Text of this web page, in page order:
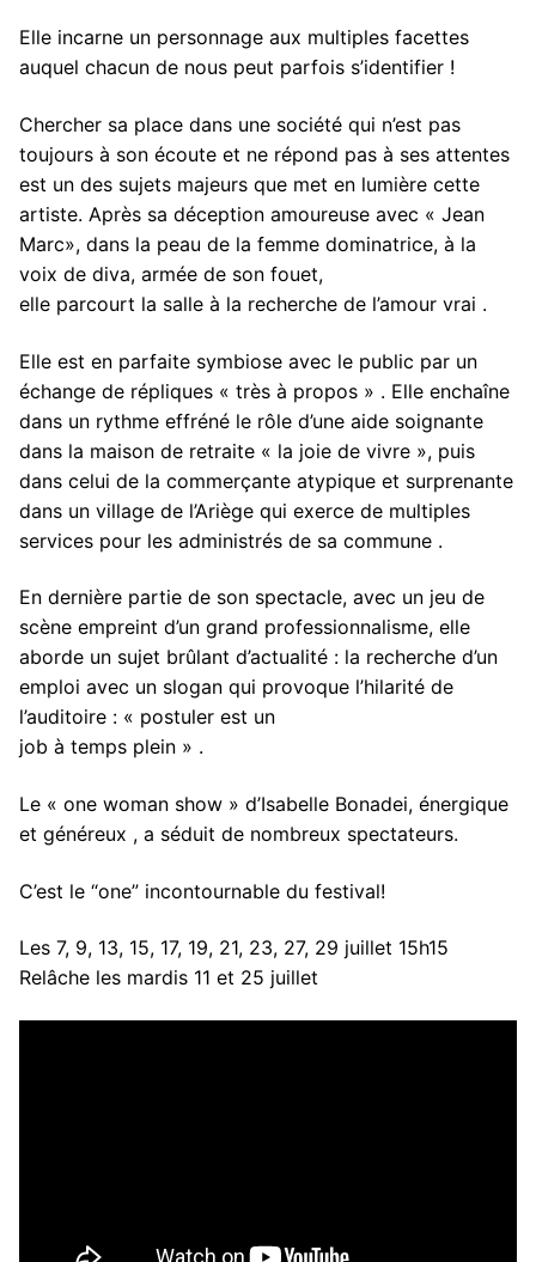
Elle incarne un personnage aux multiples facettes
auquel chacun de nous peut parfois s’identifier !
Chercher sa place dans une société qui n’est pas
toujours à son écoute et ne répond pas à ses attentes
est un des sujets majeurs que met en lumière cette
artiste. Après sa déception amoureuse avec « Jean
Marc», dans la peau de la femme dominatrice, à la
voix de diva, armée de son fouet,
elle parcourt la salle à la recherche de l’amour vrai .
Elle est en parfaite symbiose avec le public par un
échange de répliques « très à propos » . Elle enchaîne
dans un rythme effréné le rôle d’une aide soignante
dans la maison de retraite « la joie de vivre », puis
dans celui de la commerçante atypique et surprenante
dans un village de l’Ariège qui exerce de multiples
services pour les administrés de sa commune .
En dernière partie de son spectacle, avec un jeu de
scène empreint d’un grand professionnalisme, elle
aborde un sujet brûlant d’actualité : la recherche d’un
emploi avec un slogan qui provoque l’hilarité de
l’auditoire : « postuler est un
job à temps plein » .
Le « one woman show » d’Isabelle Bonadei, énergique
et généreux , a séduit de nombreux spectateurs.
C’est le “one” incontournable du festival!
Les 7, 9, 13, 15, 17, 19, 21, 23, 27, 29 juillet 15h15
Relâche les mardis 11 et 25 juillet